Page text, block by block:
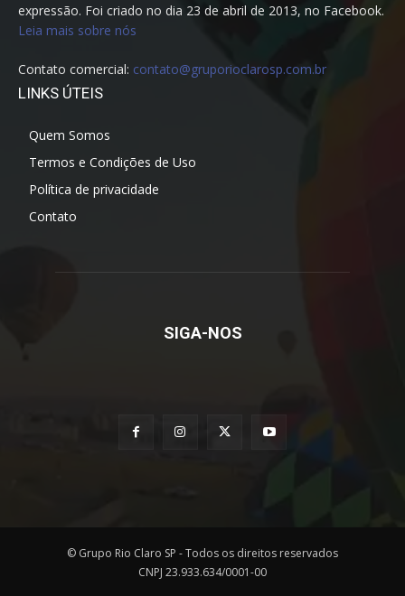
expressão. Foi criado no dia 23 de abril de 2013, no Facebook.
Leia mais sobre nós
Contato comercial: contato@gruporioclarosp.com.br
LINKS ÚTEIS
Quem Somos
Termos e Condições de Uso
Política de privacidade
Contato
SIGA-NOS
© Grupo Rio Claro SP - Todos os direitos reservados
CNPJ 23.933.634/0001-00